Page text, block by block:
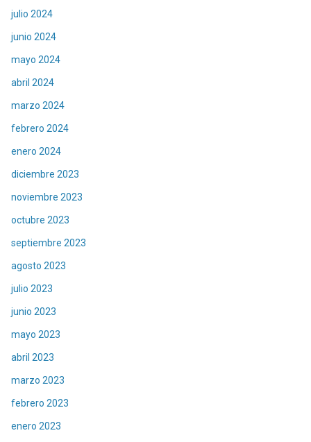
julio 2024
junio 2024
mayo 2024
abril 2024
marzo 2024
febrero 2024
enero 2024
diciembre 2023
noviembre 2023
octubre 2023
septiembre 2023
agosto 2023
julio 2023
junio 2023
mayo 2023
abril 2023
marzo 2023
febrero 2023
enero 2023